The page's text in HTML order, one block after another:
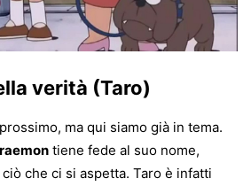
verità (Taro)
ma qui siamo già in tema.
tiene fede al suo nome,
che ci si aspetta. Taro è infatti